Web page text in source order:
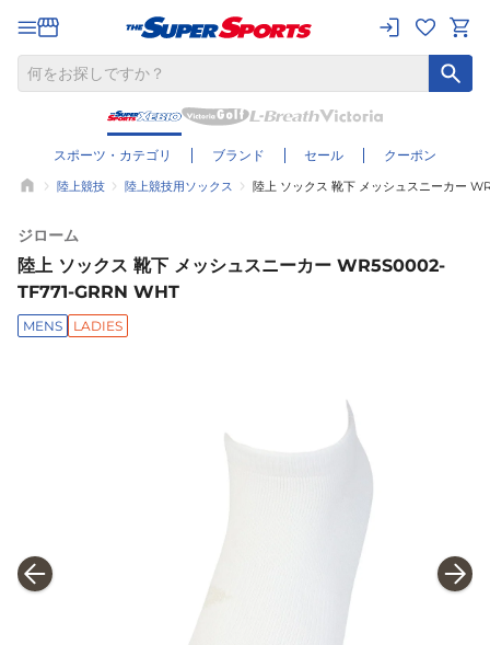
スポーツ・カテゴリ ブランド セール クーポン
陸上競技 陸上競技用ソックス 陸上 ソックス 靴下 メッシュスニーカー
ジローム
陸上 ソックス 靴下 メッシュスニーカー WR5S0002-
TF771-GRRN WHT
MENS LADIES